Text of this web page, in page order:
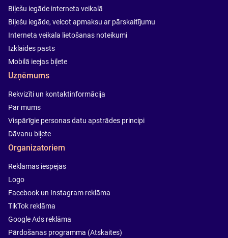
Biļešu iegāde interneta veikalā
Biļešu iegāde, veicot apmaksu ar pārskaitījumu
Interneta veikala lietošanas noteikumi
Izklaides pasts
Mobilā ieejas biļete
Uzņēmums
Rekvizīti un kontaktinformācija
Par mums
Vispārīgie personas datu apstrādes principi
Dāvanu biļete
Organizatoriem
Reklāmas iespējas
Logo
Facebook un Instagram reklāma
TikTok reklāma
Google Ads reklāma
Pārdošanas programma (Atskaites)